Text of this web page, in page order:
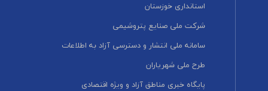
استانداری خوزستان
شرکت ملی صنایع پتروشیمی
سامانه ملی انتشار و دسترسی آزاد به اطلاعات
طرح ملی شهریاران
پایگاه خبری مناطق آزاد و ویژه اقتصادی